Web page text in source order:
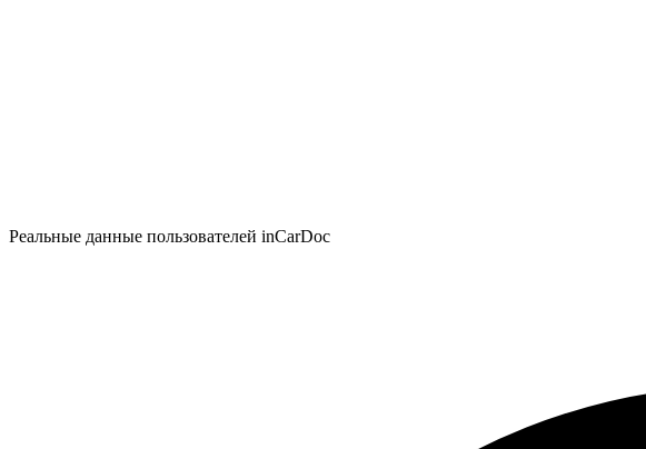
Реальные данные пользователей inCarDoc